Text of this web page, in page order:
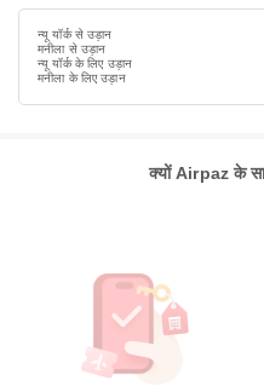
न्यू यॉर्क से उड़ान
मनीला से उड़ान
न्यू यॉर्क के लिए उड़ान
मनीला के लिए उड़ान
क्यों Airpaz के